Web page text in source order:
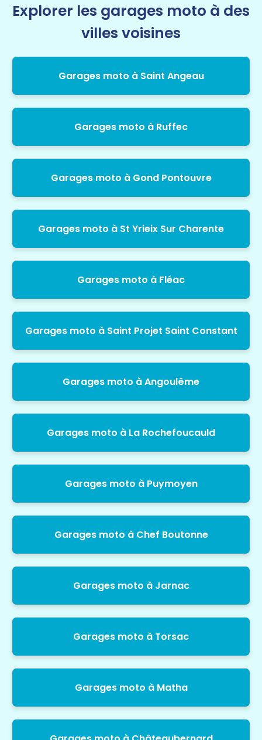
Explorer les garages moto à des
villes voisines
Garages moto à Saint Angeau
Garages moto à Ruffec
Garages moto à Gond Pontouvre
Garages moto à St Yrieix Sur Charente
Garages moto à Fléac
Garages moto à Saint Projet Saint Constant
Garages moto à Angoulême
Garages moto à La Rochefoucauld
Garages moto à Puymoyen
Garages moto à Chef Boutonne
Garages moto à Jarnac
Garages moto à Torsac
Garages moto à Matha